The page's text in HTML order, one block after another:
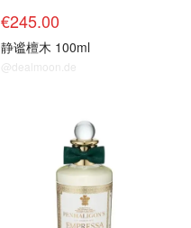
€245.00
静谧檀木 100ml
@dealmoon.de